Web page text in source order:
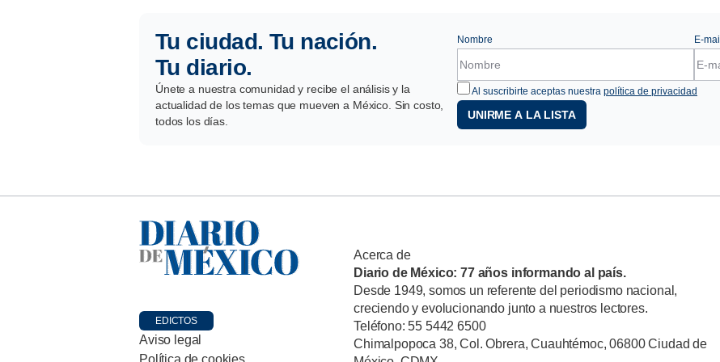
Tu ciudad. Tu nación.
Tu diario.
Únete a nuestra comunidad y recibe el análisis y la
actualidad de los temas que mueven a México. Sin costo,
todos los días.
Nombre E-mail
Al suscribirte aceptas nuestra política de privacidad
UNIRME A LA LISTA
EDICTOS
Aviso legal
Política de cookies
Acerca de
Diario de México: 77 años informando al país.
Desde 1949, somos un referente del periodismo nacional,
creciendo y evolucionando junto a nuestros lectores.
Teléfono: 55 5442 6500
Chimalpopoca 38, Col. Obrera, Cuauhtémoc, 06800 Ciudad de